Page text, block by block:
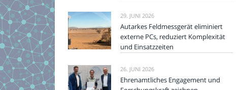
29. JUNI 2026
Autarkes Feldmessgerät eliminiert
externe PCs, reduziert Komplexität
und Einsatzzeiten
26. JUNI 2026
Ehrenamtliches Engagement und